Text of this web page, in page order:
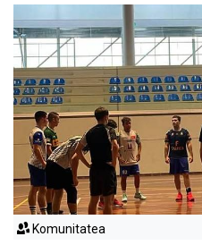
Komunitatea